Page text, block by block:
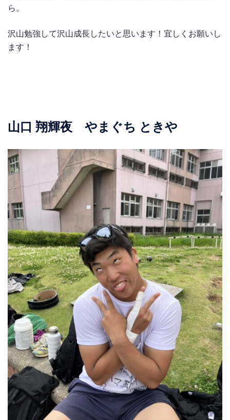
ら。
沢山勉強して沢山成長したいと思います！宜しくお願いし
ます！
山口 翔輝夜 やまぐち ときや